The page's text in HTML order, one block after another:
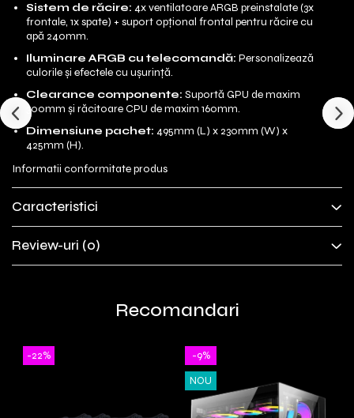
Sistem de răcire: 4x ventilatoare ARGB preinstalate (3x
frontale, 1x spate) + suport opțional frontal pentru răcire cu
apă 240mm.
Iluminare ARGB cu telecomandă: Personalizează
culorile și efectele cu ușurință.
Clearance componente: Suportă GPU de maxim
300mm și răcitoare CPU de maxim 160mm.
Dimensiune pachet: 495mm (L) x 230mm (W) x
425mm (H).
Informatii conformitate produs
Caracteristici
Review-uri (0)
Recomandari
-22%
-9%
NOU